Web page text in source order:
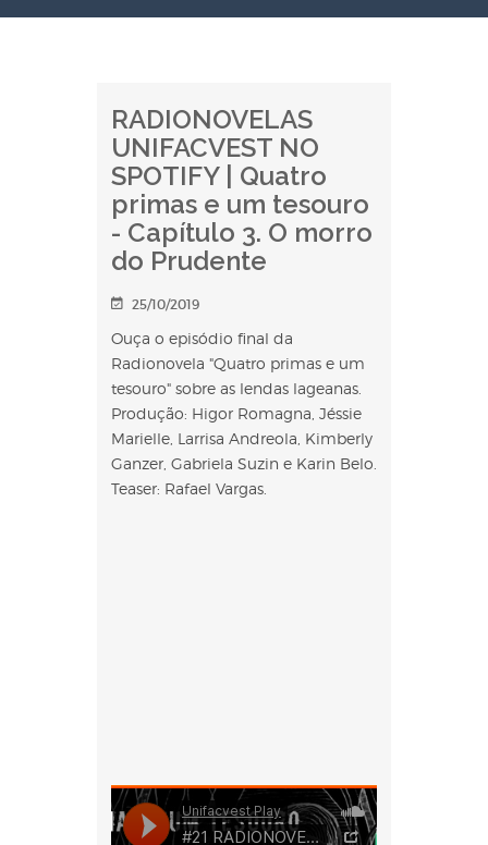
RADIONOVELAS
UNIFACVEST NO
SPOTIFY | Quatro
primas e um tesouro
- Capítulo 3. O morro
do Prudente
25/10/2019
Ouça o episódio final da
Radionovela "Quatro primas e um
tesouro" sobre as lendas lageanas.
Produção: Higor Romagna, Jéssie
Marielle, Larrisa Andreola, Kimberly
Ganzer, Gabriela Suzin e Karin Belo.
Teaser: Rafael Vargas.